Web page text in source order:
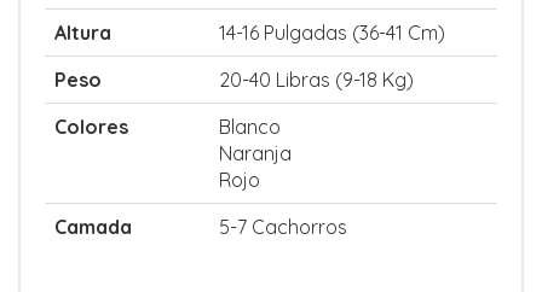
Altura
14-16 Pulgadas (36-41 Cm)
Peso
20-40 Libras (9-18 Kg)
Colores
Blanco
Naranja
Rojo
Camada
5-7 Cachorros